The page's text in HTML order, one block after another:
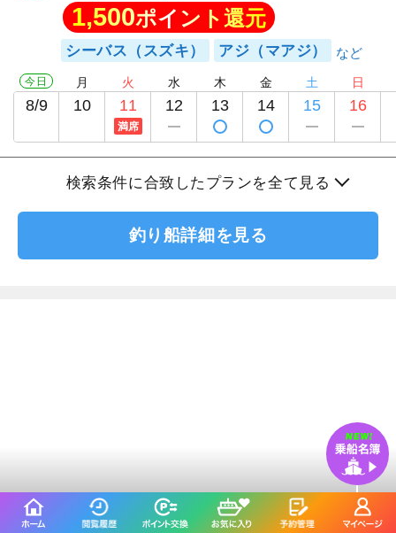
1,500ポイント還元
シーバス（スズキ） アジ（マアジ）
今日
8/9
月
10
火
11
満席
水
12
木
13
金
14
土
15
日
16
検索条件に合致したプランを全て見る
釣り船詳細を見る
船宿 さわ浦